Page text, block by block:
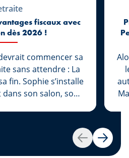
Retour
fiscaux avec
dès 2026 !
commencer sa
sans attendre : La
fin. Sophie s’installe
son salon, son
Marc est parti à
basketball. Pour la
longtemps, Sophie